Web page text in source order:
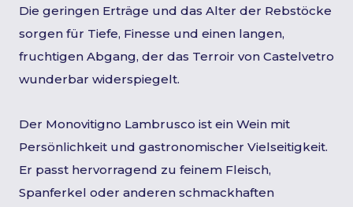
Die geringen Erträge und das Alter der Rebstöcke
sorgen für Tiefe, Finesse und einen langen,
fruchtigen Abgang, der das Terroir von Castelvetro
wunderbar widerspiegelt.
Der Monovitigno Lambrusco ist ein Wein mit
Persönlichkeit und gastronomischer Vielseitigkeit.
Er passt hervorragend zu feinem Fleisch,
Spanferkel oder anderen schmackhaften